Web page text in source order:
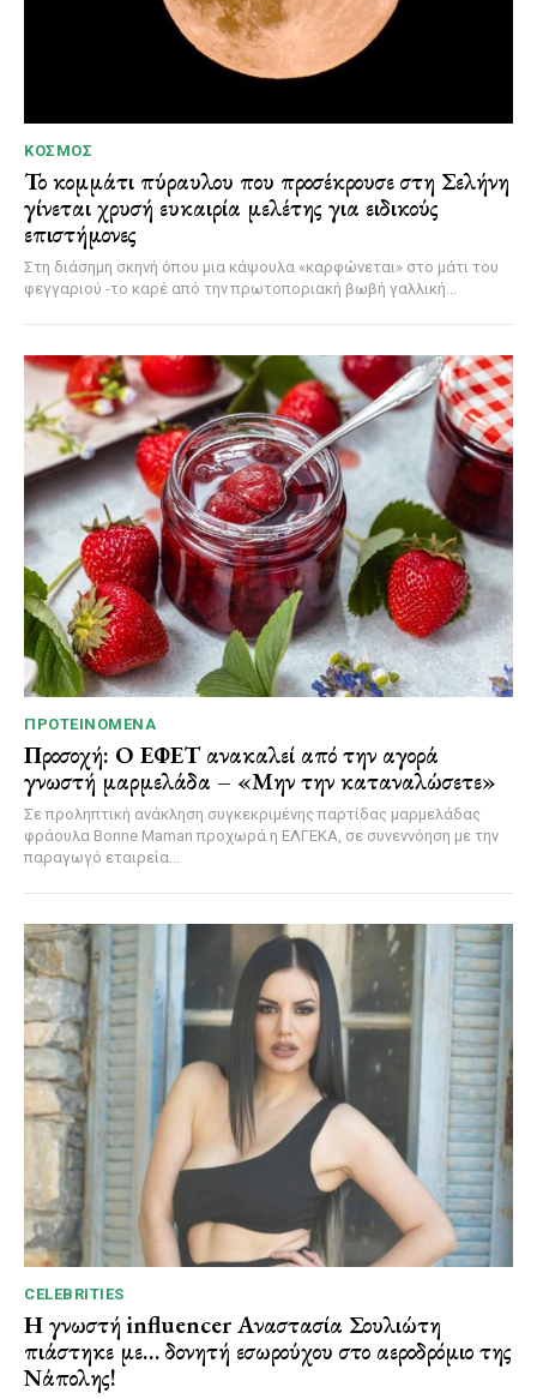
ΚΌΣΜΟΣ
Το κομμάτι πύραυλου που προσέκρουσε στη Σελήνη
γίνεται χρυσή ευκαιρία μελέτης για ειδικούς
επιστήμονες
Στη διάσημη σκηνή όπου μια κάψουλα «καρφώνεται» στο μάτι του
φεγγαριού -το καρέ από την πρωτοποριακή βωβή γαλλική...
ΠΡΟΤΕΙΝΌΜΕΝΑ
Προσοχή: Ο ΕΦΕΤ ανακαλεί από την αγορά
γνωστή μαρμελάδα – «Μην την καταναλώσετε»
Σε προληπτική ανάκληση συγκεκριμένης παρτίδας μαρμελάδας
φράουλα Bonne Maman προχωρά η ΕΛΓΕΚΑ, σε συνεννόηση με την
παραγωγό εταιρεία...
CELEBRITIES
Η γνωστή influencer Αναστασία Σουλιώτη
πιάστηκε με… δονητή εσωρούχου στο αεροδρόμιο της
Νάπολης!